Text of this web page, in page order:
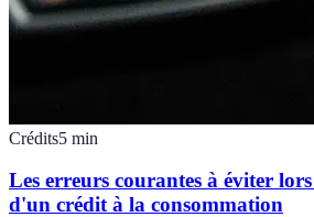
Crédits5 min
Les erreurs courantes à éviter
d'un crédit à la consommation